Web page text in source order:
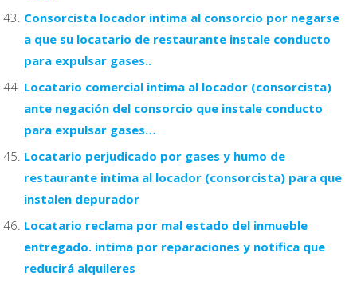
Consorcista locador intima al consorcio por negarse
a que su locatario de restaurante instale conducto
para expulsar gases..
Locatario comercial intima al locador (consorcista)
ante negación del consorcio que instale conducto
para expulsar gases…
Locatario perjudicado por gases y humo de
restaurante intima al locador (consorcista) para que
instalen depurador
Locatario reclama por mal estado del inmueble
entregado. intima por reparaciones y notifica que
reducirá alquileres